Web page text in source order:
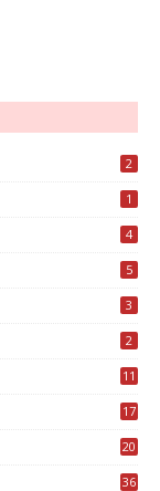
2
1
4
5
3
2
11
17
20
36